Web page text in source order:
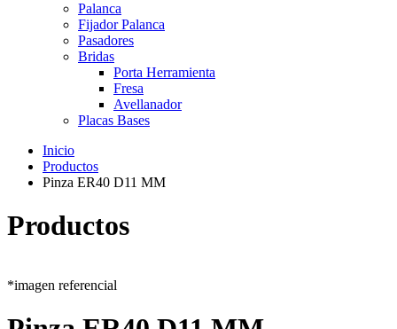
Palanca
Fijador Palanca
Pasadores
Bridas
Porta Herramienta
Fresa
Avellanador
Placas Bases
Inicio
Productos
Pinza ER40 D11 MM
Productos
*imagen referencial